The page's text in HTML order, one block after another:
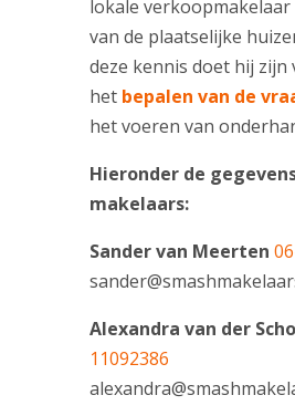
lokale
van de plaatselijke
deze kennis doet hij zijn
het bepalen van de
het voeren van
Hieronder de
makelaars:
Sander van Meerten
Alexandra van der
11092386